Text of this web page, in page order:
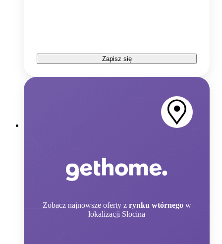
Zapisz się
Zobacz najnowsze oferty z rynku wtórnego w
lokalizacji Słocina